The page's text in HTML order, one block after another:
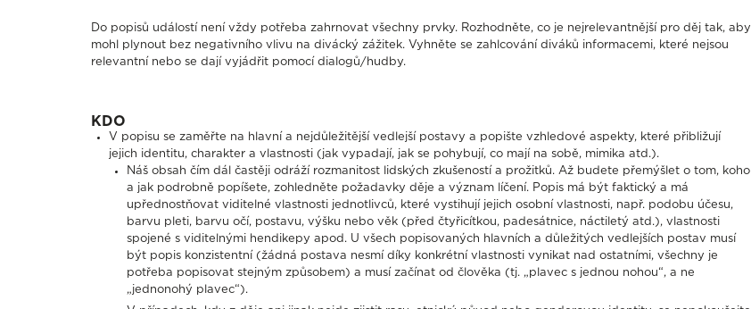
Do popisů událostí není vždy potřeba zahrnovat všechny prvky. Rozhodněte, co je nejrelevantnější pro děj tak, aby
mohl plynout bez negativního vlivu na divácký zážitek. Vyhněte se zahlcování diváků informacemi, které nejsou
relevantní nebo se dají vyjádřit pomocí dialogů/hudby.
KDO
V popisu se zaměřte na hlavní a nejdůležitější vedlejší postavy a popište vzhledové aspekty, které přibližují
jejich identitu, charakter a vlastnosti (jak vypadají, jak se pohybují, co mají na sobě, mimika atd.).
Náš obsah čím dál častěji odráží rozmanitost lidských zkušeností a prožitků. Až budete přemýšlet o tom, koho
a jak podrobně popíšete, zohledněte požadavky děje a význam líčení. Popis má být faktický a má
upřednostňovat viditelné vlastnosti jednotlivců, které vystihují jejich osobní vlastnosti, např. podobu účesu,
barvu pleti, barvu očí, postavu, výšku nebo věk (před čtyřicítkou, padesátnice, náctiletý atd.), vlastnosti
spojené s viditelnými hendikepy apod. U všech popisovaných hlavních a důležitých vedlejších postav musí
být popis konzistentní (žádná postava nesmí díky konkrétní vlastnosti vynikat nad ostatními, všechny je
potřeba popisovat stejným způsobem) a musí začínat od člověka (tj. „plavec s jednou nohou“, a ne
„jednonohý plavec“).